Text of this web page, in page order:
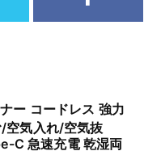
ー コードレス 強力
空気入れ/空気抜
C 急速充電 乾湿両